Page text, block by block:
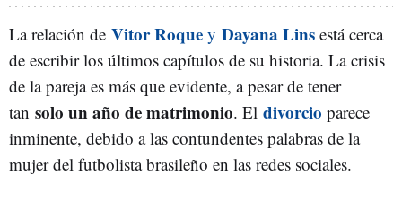
La relación de Vitor Roque y Dayana Lins está cerca
de escribir los últimos capítulos de su historia. La crisis
de la pareja es más que evidente, a pesar de tener
tan solo un año de matrimonio. El divorcio parece
inminente, debido a las contundentes palabras de la
mujer del futbolista brasileño en las redes sociales.